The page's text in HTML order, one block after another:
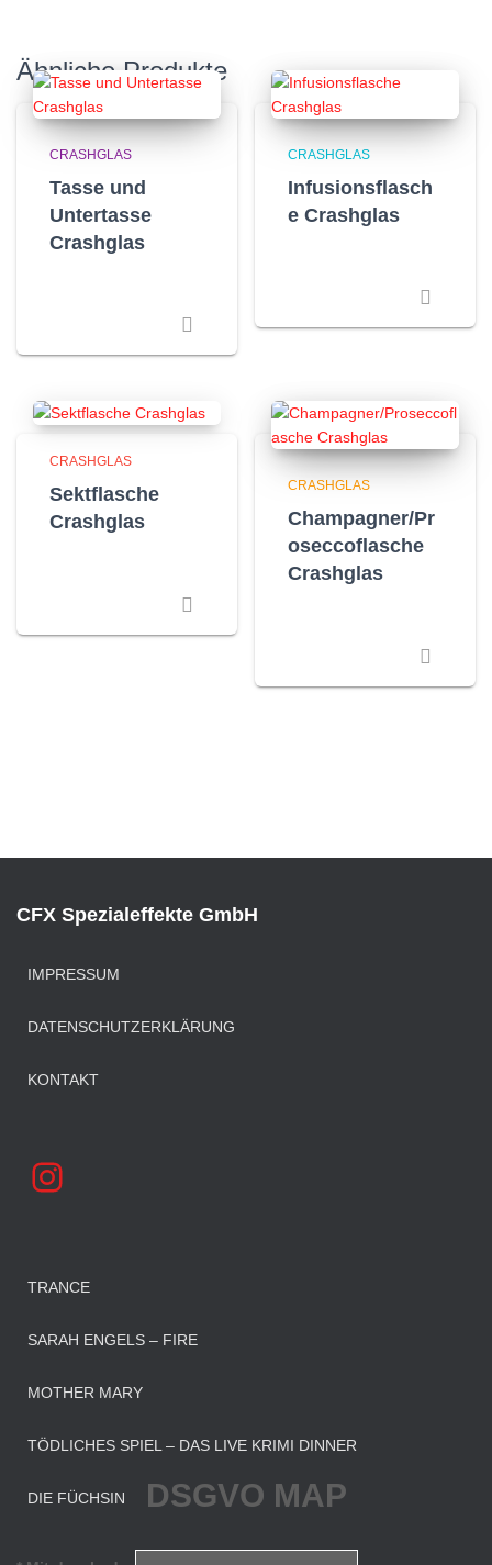
Ähnliche Produkte
CRASHGLAS
Tasse und
Untertasse
Crashglas
CRASHGLAS
Infusionsflasch
e Crashglas
CRASHGLAS
Sektflasche
Crashglas
CRASHGLAS
Champagner/Pr
oseccoflasche
Crashglas
CFX Spezialeffekte GmbH
IMPRESSUM
DATENSCHUTZERKLÄRUNG
KONTAKT
TRANCE
SARAH ENGELS – FIRE
MOTHER MARY
TÖDLICHES SPIEL – DAS LIVE KRIMI DINNER
DIE FÜCHSIN DSGVO MAP